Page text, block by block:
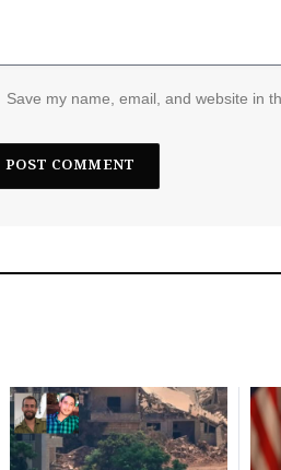
Save my name, email, and website in